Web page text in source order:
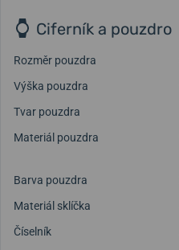
Ciferník a pouzdro
Rozměr pouzdra
Výška pouzdra
Tvar pouzdra
Materiál pouzdra
Barva pouzdra
Materiál sklíčka
Číselník